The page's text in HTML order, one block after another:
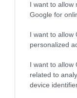
I want to allow
Google for
I want to allow
personalized
I want to allow
related to
device